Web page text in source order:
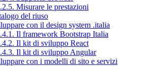
Misurare le prestazioni
del riuso
con il design system .italia
Il framework Bootstrap Italia
Il kit di sviluppo React
Il kit di sviluppo Angular
con i modelli di sito e servizi